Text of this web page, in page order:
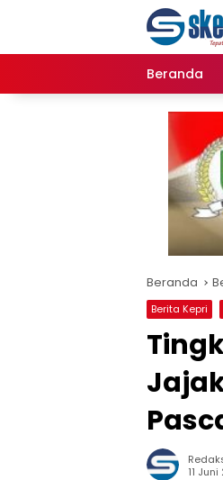
Beranda
Beranda
Berita Kepri
11